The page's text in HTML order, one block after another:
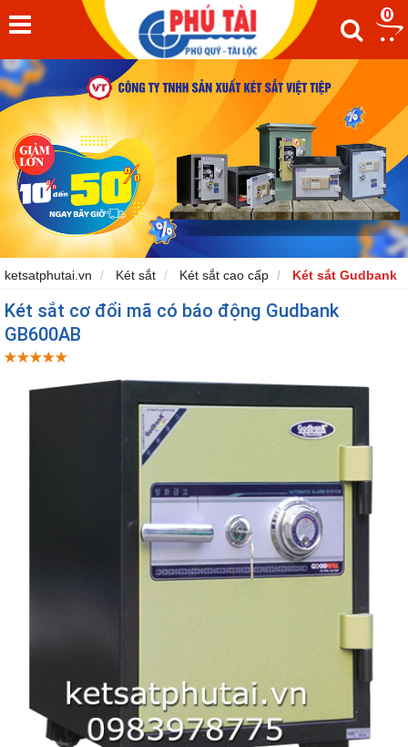
0
ketsatphutai.vn Két sắt Két sắt cao cấp Két sắt Gudbank
Két sắt cơ đổi mã có báo động Gudbank
GB600AB